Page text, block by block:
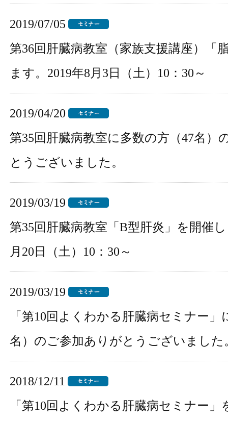
2019/07/05
第36回肝臓病教室（家族支援講座）「
ます。2019年8月3日（土）10：30～
2019/04/20
第35回肝臓病教室に多数の方（47名）
とうございました。
2019/03/19
第35回肝臓病教室「B型肝炎」を開催
月20日（土）10：30～
2019/03/19
「第10回よくわかる肝臓病セミナー」
名）のご参加ありがとうございました
2018/12/11
「第10回よくわかる肝臓病セミナー